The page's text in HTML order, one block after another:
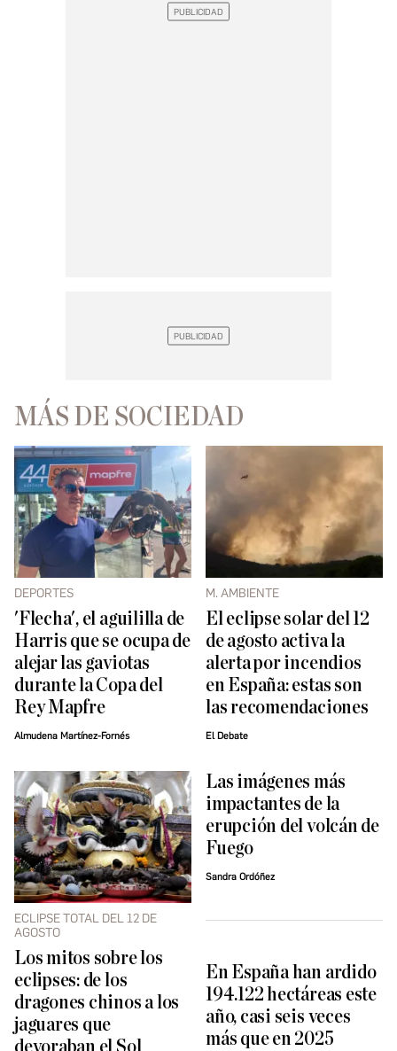
MÁS DE SOCIEDAD
DEPORTES
'Flecha', el aguililla de
Harris que se ocupa de
alejar las gaviotas
durante la Copa del
Rey Mapfre
Almudena Martínez-Fornés
M. AMBIENTE
El eclipse solar del 12
de agosto activa la
alerta por incendios
en España: estas son
las recomendaciones
El Debate
ECLIPSE TOTAL DEL 12 DE
AGOSTO
Los mitos sobre los
eclipses: de los
dragones chinos a los
jaguares que
Las imágenes más
impactantes de la
erupción del volcán de
Fuego
Sandra Ordóñez
En España han ardido
194.122 hectáreas este
año, casi seis veces
más que en 2025